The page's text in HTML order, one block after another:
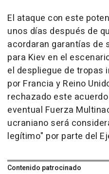
El ataque con este
unos días después de
acordaran garantías de
para Kiev en el
el despliegue de tropas
por Francia y Reino
rechazado este
eventual Fuerza
ucraniano será
legítimo" por parte del
Contenido patrocinado